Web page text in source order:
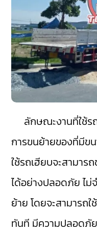
ลักษณะงานที่ใช้รถ
การขนย้ายของที่มีข
ใช้รถเฮียบจะสามาร
ได้อย่างปลอดภัย ไม่
ย้าย โดยจะสามารถ
ทันที มีความปลอดภัย